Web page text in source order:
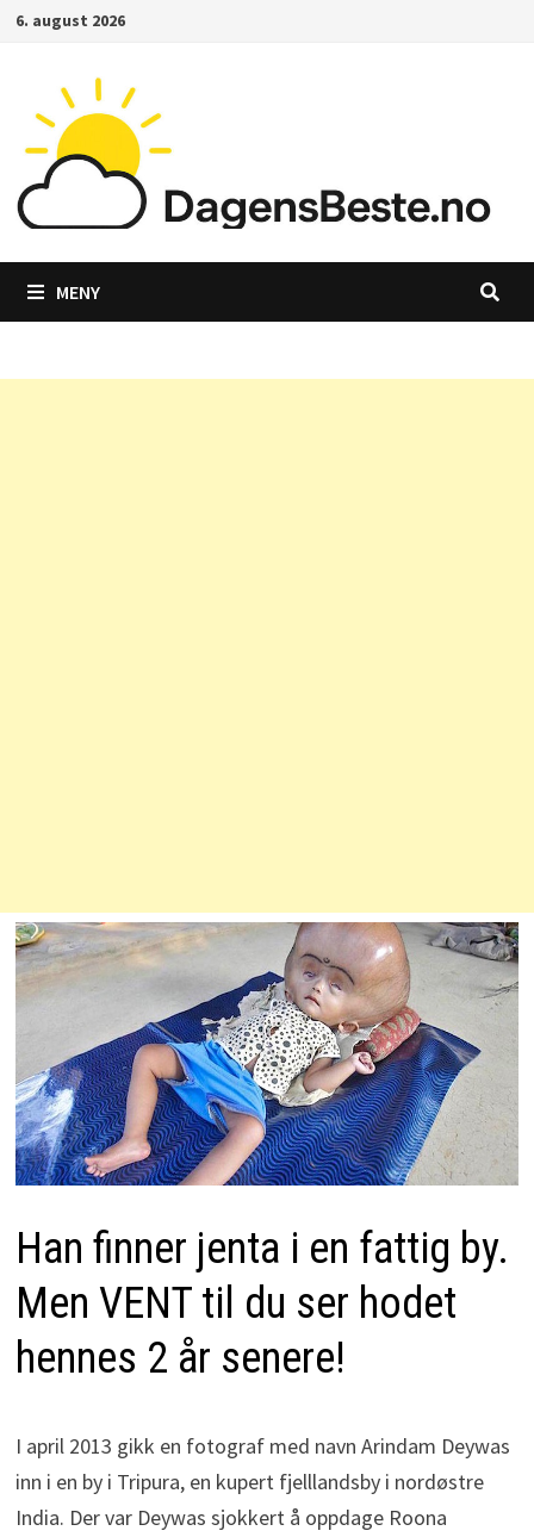
Gå6. august 2026
MENY
Han finner jenta i en fattig by.
Men VENT til du ser hodet
hennes 2 år senere!
I april 2013 gikk en fotograf med navn Arindam Deywas
inn i en by i Tripura, en kupert fjelllandsby i nordøstre
India. Der var Deywas sjokkert å oppdage Roona